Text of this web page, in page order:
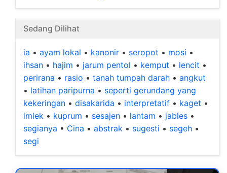
Sedang Dilihat
ia • ayam lokal • kanonir • seropot • mosi •
ihsan • hajim • jarum pentol • kemput • lencit •
perirana • rasio • tanah tumpah darah • angkut
• latihan paripurna • seperti gerundang yang
kekeringan • disakarida • interpretatif • kaget •
imlek • kuprum • sesajen • lantam • jables •
segianya • Cina • abstrak • sugesti • segeh •
segi